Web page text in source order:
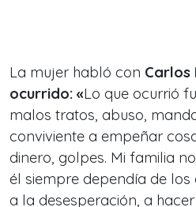
La mujer habló con Carlos
ocurrido: «Lo que ocurrió
malos tratos, abuso,
conviviente a empeñar
dinero, golpes. Mi familia
él siempre dependía de los
a la desesperación, a